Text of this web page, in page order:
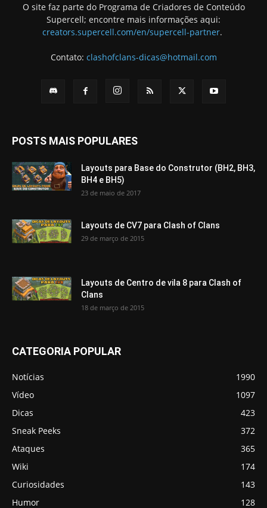
O site faz parte do Programa de Criadores de Conteúdo
Supercell; encontre mais informações aqui:
creators.supercell.com/en/supercell-partner.
Contato: clashofclans-dicas@hotmail.com
POSTS MAIS POPULARES
Layouts para Base do Construtor (BH2, BH3,
BH4 e BH5)
23 de maio de 2017
Layouts de CV7 para Clash of Clans
29 de março de 2015
Layouts de Centro de vila 8 para Clash of
Clans
18 de março de 2015
CATEGORIA POPULAR
Notícias
1990
Vídeo
1097
Dicas
423
Sneak Peeks
372
Ataques
365
Wiki
174
Curiosidades
143
Humor
128